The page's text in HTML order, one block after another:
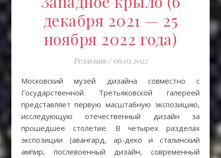
декабря 2021 — 25
ноября 2022 года)
Редакция / 06.01.2022
Московский музей дизайна совместно с
Государственной Третьяковской галереей
представляет первую масштабную экспозицию,
исследующую отечественный дизайн за
прошедшее столетие. В четырех разделах
экспозиции (авангард, ар-деко и сталинский
ампир, послевоенный дизайн, современный